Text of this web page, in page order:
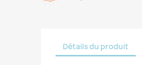
Détails du produit